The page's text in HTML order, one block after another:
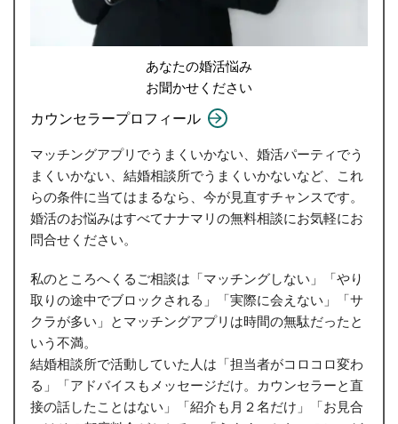
あなたの婚活悩み
お聞かせください
カウンセラープロフィール
マッチングアプリでうまくいかない、婚活パーティでう
まくいかない、結婚相談所でうまくいかないなど、これ
らの条件に当てはまるなら、今が見直すチャンスです。
婚活のお悩みはすべてナナマリの無料相談にお気軽にお
問合せください。
私のところへくるご相談は「マッチングしない」「やり
取りの途中でブロックされる」「実際に会えない」「サ
クラが多い」とマッチングアプリは時間の無駄だったと
いう不満。
結婚相談所で活動していた人は「担当者がコロコロ変わ
る」「アドバイスもメッセージだけ。カウンセラーと直
接の話したことはない」「紹介も月２名だけ」「お見合